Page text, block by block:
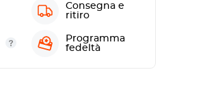
Consegna e
ritiro
Programma
fedeltà